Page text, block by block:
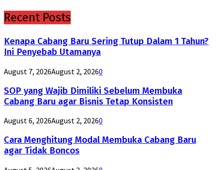
Recent Posts
Kenapa Cabang Baru Sering Tutup Dalam 1 Tahun?
Ini Penyebab Utamanya
August 7, 2026August 2, 20260
SOP yang Wajib Dimiliki Sebelum Membuka
Cabang Baru agar Bisnis Tetap Konsisten
August 6, 2026August 2, 20260
Cara Menghitung Modal Membuka Cabang Baru
agar Tidak Boncos